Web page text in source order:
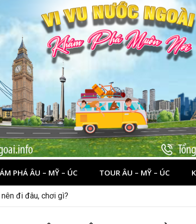
PHÁ ÂU – MỸ – ÚC TOUR ÂU – MỸ – ÚC
lễ quốc khánh 2/9